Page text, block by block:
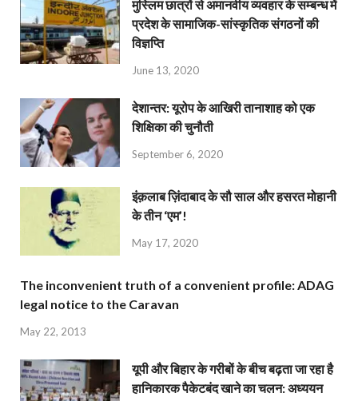
मुस्लिम छात्रों से अमानवीय व्यवहार के सम्बन्ध में
प्रदेश के सामाजिक-सांस्कृतिक संगठनों की
विज्ञप्ति
June 13, 2020
देशान्‍तर: यूरोप के आखिरी तानाशाह को एक
शिक्षिका की चुनौती
September 6, 2020
इंक़लाब ज़िंदाबाद के सौ साल और हसरत मोहानी
के तीन ‘एम’!
May 17, 2020
The inconvenient truth of a convenient profile: ADAG
legal notice to the Caravan
May 22, 2013
यूपी और बिहार के गरीबों के बीच बढ़ता जा रहा है
हानिकारक पैकेटबंद खाने का चलन: अध्ययन